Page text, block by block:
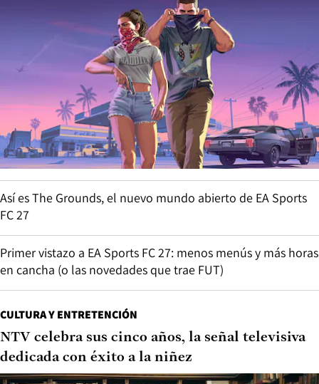
Así es The Grounds, el nuevo mundo abierto de EA Sports
FC 27
Primer vistazo a EA Sports FC 27: menos menús y más horas
en cancha (o las novedades que trae FUT)
CULTURA Y ENTRETENCIÓN
NTV celebra sus cinco años, la señal televisiva
dedicada con éxito a la niñez